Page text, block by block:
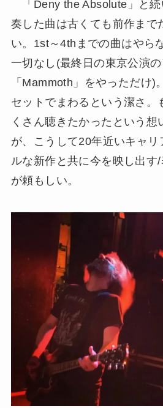
「Deny the Absolute」と続
奏した曲は古くても前作まで
い。1st～4thまでの曲はやら
一切なし(最終日の東京公演
「Mammoth」をやっただけ)
セットでまわるという潔さ。
くさん聴きたかったという想
が、こうして20年近いキャリ
ルな新作と共に今を映し出す
が頼もしい。